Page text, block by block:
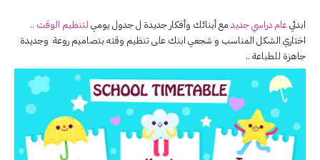
ابدئيعام دراسي جديد مع أبنائك وأفكار جديدة ل جدول يومي لتنظيم الوقت ..
اختاري الشكل المناسب و شجعي ابنك على تنظيم وقته بتصاميم روعة وجديدة
جاهزة للطباعة ..